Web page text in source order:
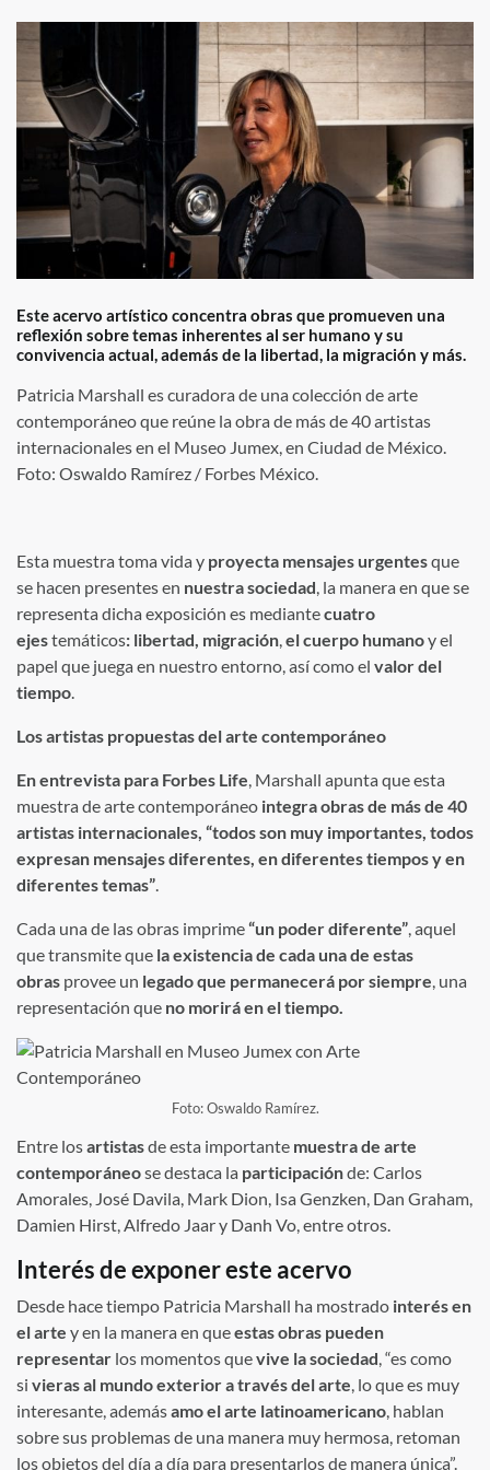
Este acervo artístico concentra obras que promueven una
reflexión sobre temas inherentes al ser humano y su
convivencia actual, además de la libertad, la migración y más.
Patricia Marshall es curadora de una colección de arte
contemporáneo que reúne la obra de más de 40 artistas
internacionales en el Museo Jumex, en Ciudad de México.
Foto: Oswaldo Ramírez / Forbes México.
Esta muestra toma vida y proyecta mensajes urgentesque
se hacen presentes en nuestra sociedad, la manera en que se
representa dicha exposición es mediantecuatro
ejestemáticos: libertad, migración,elcuerpo humanoy el
papel que juega en nuestro entorno, así como el valor del
tiempo.
Los artistas propuestas del arte contemporáneo
En entrevista para Forbes Life, Marshall apunta que esta
muestra de arte contemporáneo integra obras de más de 40
artistas internacionales, “todos son muy importantes, todos
expresan mensajes diferentes, en diferentes tiempos y en
diferentes temas”.
Cada una de las obras imprime“un poder diferente”, aquel
que transmite que la existencia de cada una de estas
obras provee un legado que permanecerá por siempre, una
representación que no morirá en el tiempo.
Foto: Oswaldo Ramírez.
Entre losartistasde esta importante muestra de arte
contemporáneose destaca la participaciónde: Carlos
Amorales, José Davila, Mark Dion, Isa Genzken, Dan Graham,
Damien Hirst, Alfredo Jaar y Danh Vo, entre otros.
Interés de exponer este acervo
Desde hace tiempo Patricia Marshall ha mostrado interés en
el arte y en la manera en queestas obras pueden
representar los momentos quevive la sociedad, “es como
si vieras al mundo exterior a través del arte, lo que es muy
interesante, ademásamo el arte latinoamericano, hablan
sobre sus problemas de una manera muy hermosa, retoman
los objetos del día a día para presentarlos de manera única”.